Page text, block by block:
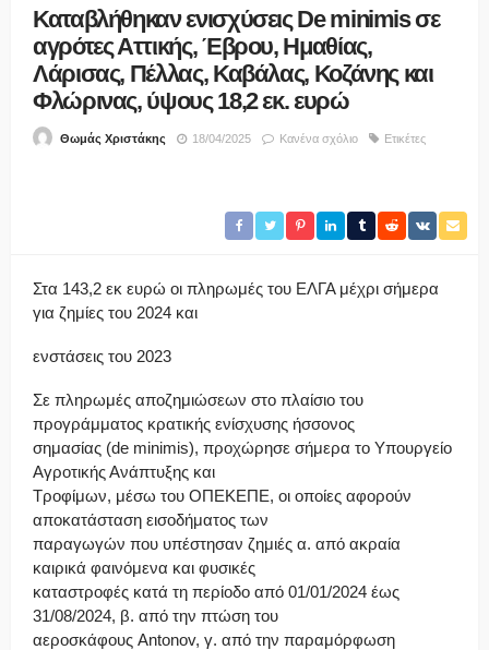
Καταβλήθηκαν ενισχύσεις De minimis σε
αγρότες Αττικής, Έβρου, Ημαθίας,
Λάρισας, Πέλλας, Καβάλας, Κοζάνης και
Φλώρινας, ύψους 18,2 εκ. ευρώ
Θωμάς Χριστάκης 18/04/2025 Κανένα σχόλιο Ετικέτες
Στα 143,2 εκ ευρώ οι πληρωμές του ΕΛΓΑ μέχρι σήμερα
για ζημίες του 2024 και
ενστάσεις του 2023
Σε πληρωμές αποζημιώσεων στο πλαίσιο του
προγράμματος κρατικής ενίσχυσης ήσσονος
σημασίας (de minimis), προχώρησε σήμερα το Υπουργείο
Αγροτικής Ανάπτυξης και
Τροφίμων, μέσω του ΟΠΕΚΕΠΕ, οι οποίες αφορούν
αποκατάσταση εισοδήματος των
παραγωγών που υπέστησαν ζημιές α. από ακραία
καιρικά φαινόμενα και φυσικές
καταστροφές κατά τη περίοδο από 01/01/2024 έως
31/08/2024, β. από την πτώση του
αεροσκάφους Antonov, γ. από την παραμόρφωση